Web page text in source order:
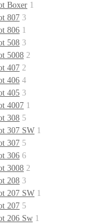
Boxer 1
807 3
806 1
508 3
5008 2
407 2
406 4
405 3
4007 1
308 5
307 SW 1
307 5
306 6
3008 2
208 3
207 SW 1
207 5
206 Sw 1